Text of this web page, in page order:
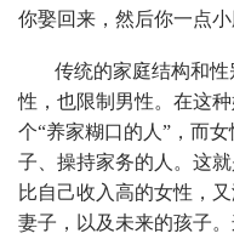
你娶回来，然后你一点
传统的家庭结构和
性，也限制男性。在这
个“养家糊口的人”，而
子、操持家务的人。这
比自己收入高的女性，
妻子，以及未来的孩子